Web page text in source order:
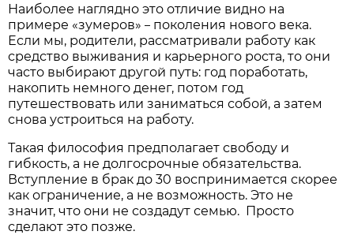
Наиболее наглядно это отличие видно на
примере «зумеров»– поколения нового века.
Если мы, родители, рассматривали работу как
средство выживания и карьерного роста, то они
часто выбирают другой путь: год поработать,
накопить немного денег, потом год
путешествовать или заниматься собой, а затем
снова устроиться на работу.
Такая философия предполагает свободу и
гибкость, а не долгосрочные обязательства.
Вступление в брак до 30 воспринимается скорее
как ограничение, а не возможность. Это не
значит, что они не создадут семью. Просто
сделают это позже.